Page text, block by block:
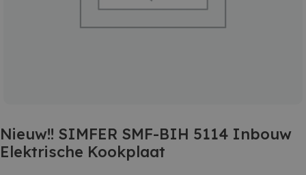
Nieuw!! SIMFER SMF-BIH 5114 Inbouw
Elektrische Kookplaat